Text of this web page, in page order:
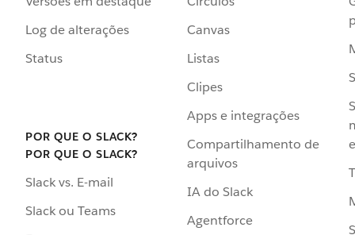
Log de alterações
Status
POR QUE O SLACK?
POR QUE O SLACK?
Slack vs. E-mail
Slack ou Teams
Canvas
Listas
Clipes
Apps e integrações
Compartilhamento de
arquivos
IA do Slack
Agentforce